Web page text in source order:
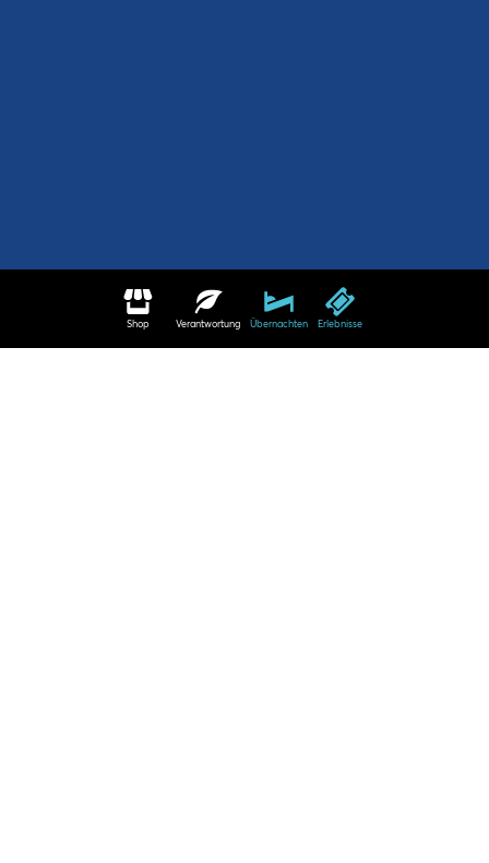
Shop Verantwortung Übernachten Erlebnisse